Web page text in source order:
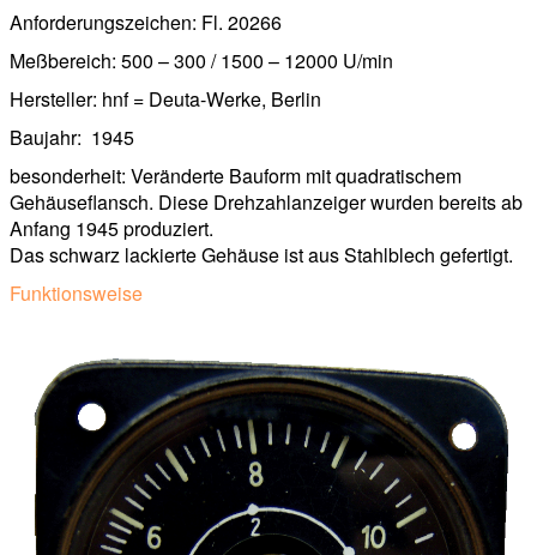
Anforderungszeichen: Fl. 20266
Meßbereich: 500 – 300 / 1500 – 12000 U/min
Hersteller: hnf = Deuta-Werke, Berlin
Baujahr: 1945
besonderheit: Veränderte Bauform mit quadratischem
Gehäuseflansch. Diese Drehzahlanzeiger wurden bereits ab
Anfang 1945 produziert.
Das schwarz lackierte Gehäuse ist aus Stahlblech gefertigt.
Funktionsweise